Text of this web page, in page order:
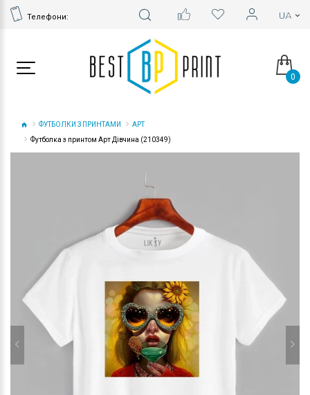
Телефони:
0
ФУТБОЛКИ З ПРИНТАМИ
АРТ
Футболка з принтом Арт Дівчина (210349)